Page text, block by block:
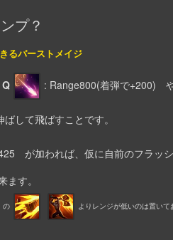
プ？
るバーストメイジ
Q : Range800(着弾で+200)
して飛ばすことです。
が加われば、仮に自前のフラッ
ます。
の よりレンジが低いのは置いて